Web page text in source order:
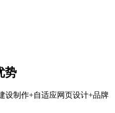
势
设制作+自适应网页设计+品牌